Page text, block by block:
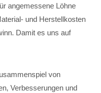
angemessene Löhne
und Herstellkosten
Damit es uns auf
von
Verbesserungen und